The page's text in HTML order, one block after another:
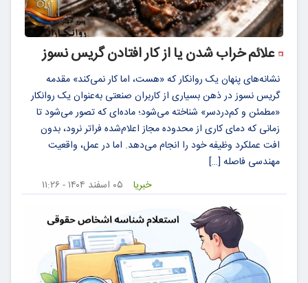
علائم خراب شدن یا از کار افتادن گریس نسوز
نشانه‌های پنهان یک روانکار که «هست، اما کار نمی‌کند» مقدمه
گریس نسوز در ذهن بسیاری از کاربران صنعتی به‌عنوان یک روانکار
«مطمئن و کم‌دردسر» شناخته می‌شود؛ ماده‌ای که تصور می‌شود تا
زمانی که دمای کاری از محدوده مجاز اعلام‌شده فراتر نرود، بدون
افت عملکرد وظیفه خود را انجام می‌دهد. اما در عمل، واقعیت
مهندسی فاصله […]
۰۵ اسفند ۱۴۰۴ - ۱۱:۲۶
خبریا